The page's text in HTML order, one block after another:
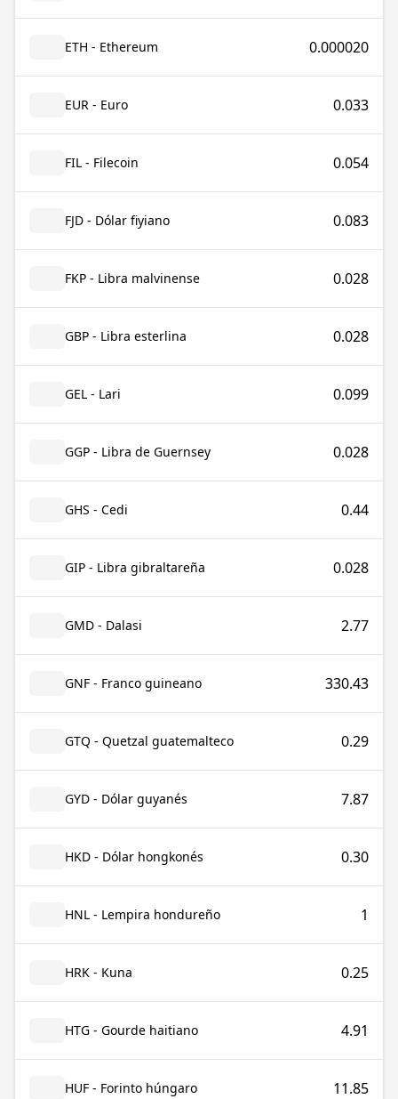
ETH - Ethereum 0.000020
EUR - Euro 0.033
FIL - Filecoin 0.054
FJD - Dólar fiyiano 0.083
FKP - Libra malvinense 0.028
GBP - Libra esterlina 0.028
GEL - Lari 0.099
GGP - Libra de Guernsey 0.028
GHS - Cedi 0.44
GIP - Libra gibraltareña 0.028
GMD - Dalasi 2.77
GNF - Franco guineano 330.43
GTQ - Quetzal guatemalteco 0.29
GYD - Dólar guyanés 7.87
HKD - Dólar hongkonés 0.30
HNL - Lempira hondureño 1
HRK - Kuna 0.25
HTG - Gourde haitiano 4.91
HUF - Forinto húngaro 11.85